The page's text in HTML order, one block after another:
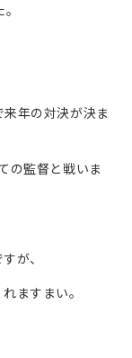
年の対決が決ま
の監督と戦いま
が、
ますまい。